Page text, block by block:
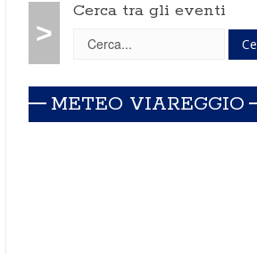
>
Cerca tra gli eventi
METEO VIAREGGIO